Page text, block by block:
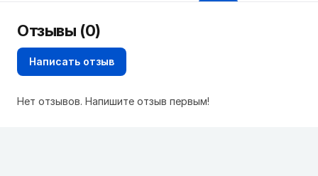
Отзывы (0)
Написать отзыв
Нет отзывов. Напишите отзыв первым!